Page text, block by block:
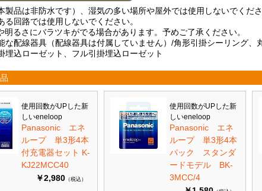
製品は非防水です）、湿気の多い場所や屋外では使用しないでくだ
る回路では使用しないでください。
明るさにバラツキがでる場合があります。予めご了承ください。
な配線器具（配線器具は付属していません）/角形引掛シーリング
埋込ローゼット、フル引掛埋込ローゼット
使用回数がUPした新
しいeneloop
Panasonic エネ
ループ 単3形4本
付充電器セット K-
KJ22MCC40
￥2,980 （税込）
使用回数がUPした新
しいeneloop
Panasonic エネ
ループ 単3形4本
パック スタンダ
ードモデル BK-
3MCC/4